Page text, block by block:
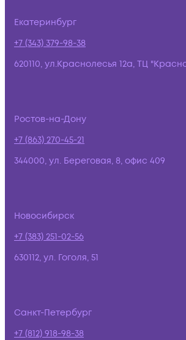
Екатеринбург
+7 (343) 379-98-38
620110, ул.Краснолесья 12а, ТЦ
Ростов-на-Дону
+7 (863) 270-45-21
344000, ул. Береговая, 8, офис 409
Новосибирск
+7 (383) 251-02-56
630112, ул. Гоголя, 51
Санкт-Петербург
+7 (812) 918-98-38